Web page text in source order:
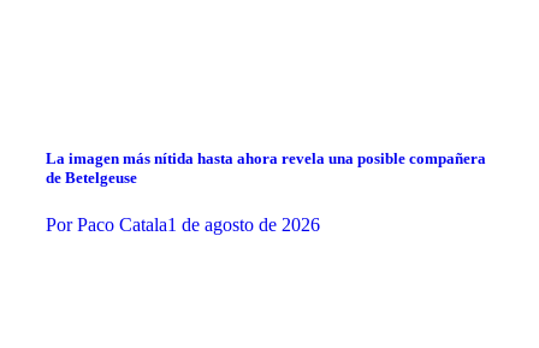
La imagen más nítida hasta ahora revela una posible compañera
de Betelgeuse
PorPaco Catala1 de agosto de 2026